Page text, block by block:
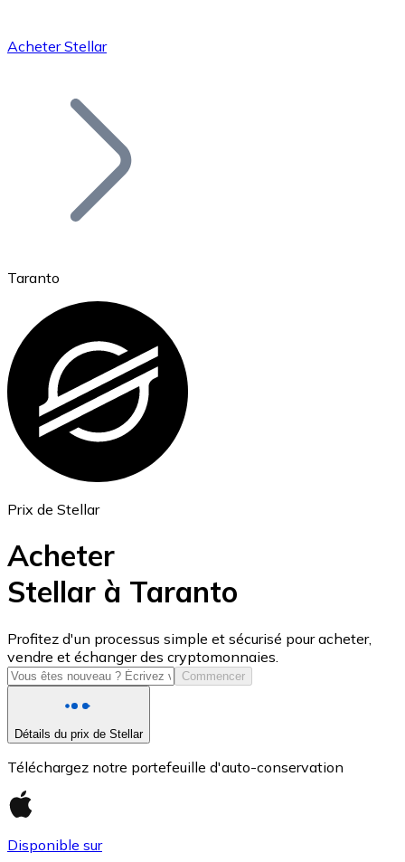
Bitcoin
Ethereum
ETH
USD Coin
USDC
Acheter Stellar
Taranto
Prix de Stellar
Acheter
Stellar à Taranto
Profitez d'un processus simple et sécurisé pour acheter,
vendre et échanger des cryptomonnaies.
Commencer
Détails du prix de Stellar
Téléchargez notre portefeuille d'auto-conservation
Disponible sur